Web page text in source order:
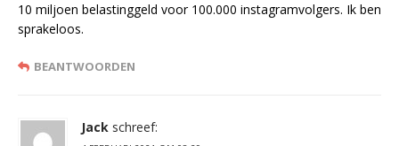
10 miljoen belastinggeld voor 100.000 instagramvolgers. Ik ben
sprakeloos.
BEANTWOORDEN
Jack schreef: